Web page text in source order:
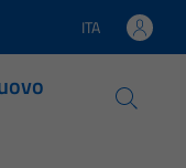
Lingua attiva:
ITA